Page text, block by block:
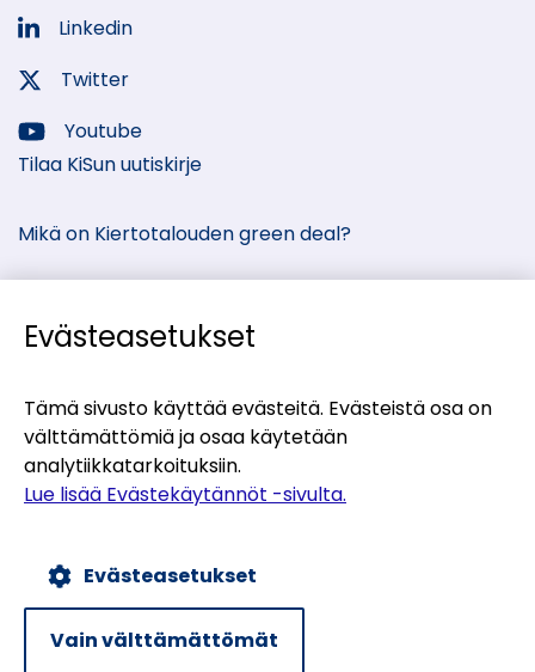
Sosiaalinen
media:
Linkedin
Sosiaalinen
media:
Twitter
Sosiaalinen
media:
Youtube
Tilaa KiSun uutiskirje
Mikä on Kiertotalouden green deal?
Materiaalitori(siirryt
toiseen
Teollisten symbioosien palvelu(siirryt
Evästekäytännöt
Tietosuojaseloste
Evästeasetukset
Tämä sivusto käyttää evästeitä. Evästeistä osa on
välttämättömiä ja osaa käytetään
analytiikkatarkoituksiin.
Lue lisää Evästekäytännöt -sivulta.
Evästeasetukset
Vain välttämättömät